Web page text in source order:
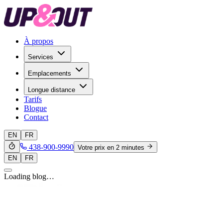
À propos
Services
Emplacements
Longue distance
Tarifs
Blogue
Contact
EN FR
438-900-9990 Votre prix en 2 minutes
EN
FR
Loading blog…